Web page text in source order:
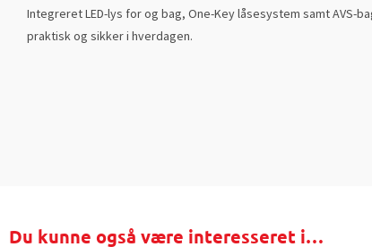
Integreret LED-lys for og bag, One-Key låsesystem samt AVS-
praktisk og sikker i hverdagen.
Du kunne også være interesseret i…